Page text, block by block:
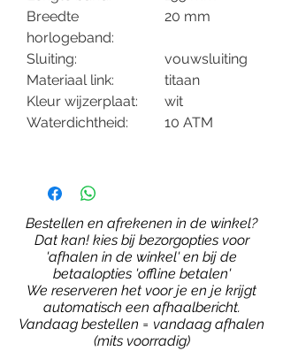
Breedte
horlogeband:
20 mm
Sluiting:
vouwsluiting
Materiaal link:
titaan
Kleur wijzerplaat:
wit
Waterdichtheid:
10 ATM
Bestellen en afrekenen in de winkel?
Dat kan! kies bij bezorgopties voor
'afhalen in de winkel' en bij de
betaalopties 'offline betalen'
We reserveren het voor je en je krijgt
automatisch een afhaalbericht.
Vandaag bestellen = vandaag afhalen
(mits voorradig)